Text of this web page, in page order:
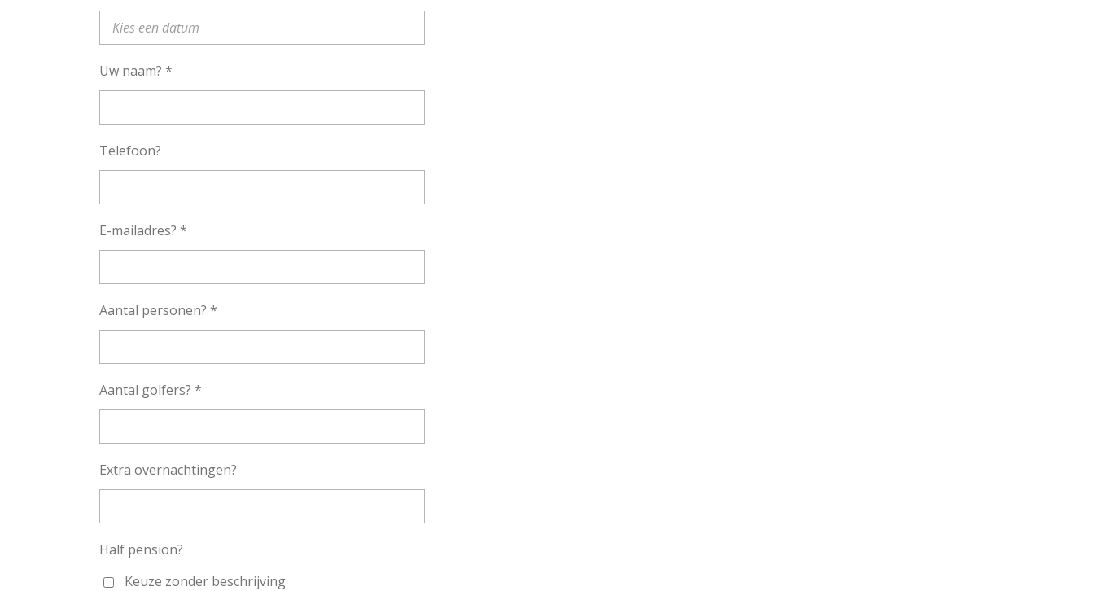
Uw naam? *
Telefoon?
E-mailadres? *
Aantal personen? *
Aantal golfers? *
Extra overnachtingen?
Half pension?
Keuze zonder beschrijving